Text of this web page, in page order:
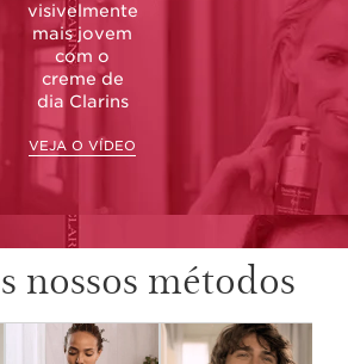
visivelmente
mais jovem
com o
creme de
dia Clarins
VEJA O VÍDEO
nossos métodos